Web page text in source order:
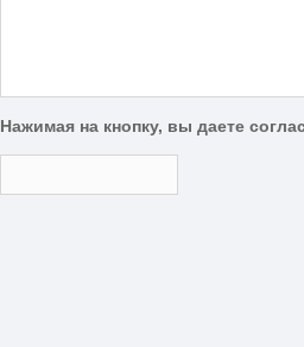
Нажимая на кнопку, вы даете